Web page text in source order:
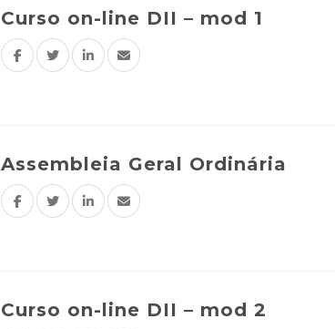
Curso on-line DII – mod 1
Assembleia Geral Ordinária
Curso on-line DII – mod 2